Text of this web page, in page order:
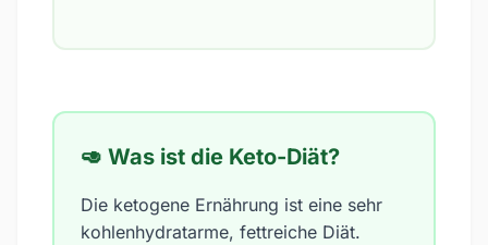
🥑 Was ist die Keto-Diät?
Die ketogene Ernährung ist eine sehr
kohlenhydratarme, fettreiche Diät.